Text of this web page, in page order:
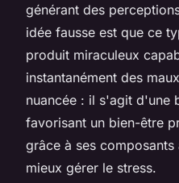
générant des
idée fausse est que ce
produit miraculeux
instantanément des
nuancée : il s'agit d'une
favorisant un bien-être
grâce à ses
mieux gérer le stress.